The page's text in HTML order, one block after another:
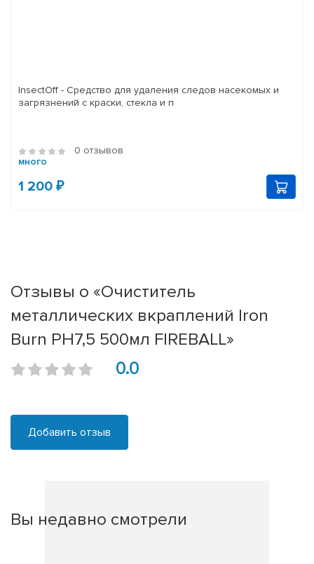
InsectOff - Средство для удаления следов насекомых и
загрязнений с краски, стекла и п
0 отзывов
много
1 200 ₽
Отзывы о «Очиститель
металлических вкраплений Iron
Burn PH7,5 500мл FIREBALL»
0.0
Добавить отзыв
Вы недавно смотрели